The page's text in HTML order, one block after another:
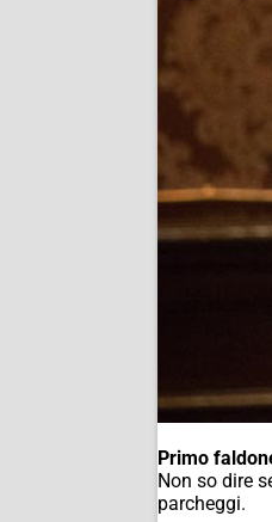
Primo
Non so dire
parcheggi.